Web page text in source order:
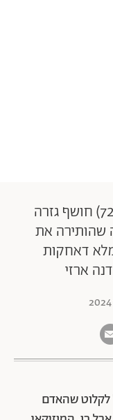
המוזיקאי האגדי אפרים שמיר (72) חושף גזרה
שהותירה את
דאחקות
ארזי
לקלוט שהאדם